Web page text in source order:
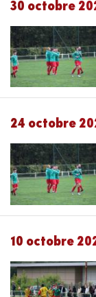
30 octobre
24 octobre
10 octobre